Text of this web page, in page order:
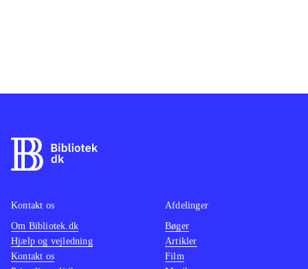
Kontakt os
Om Bibliotek.dk
Hjælp og vejledning
Kontakt os
Afdelinger
Bøger
Artikler
Film